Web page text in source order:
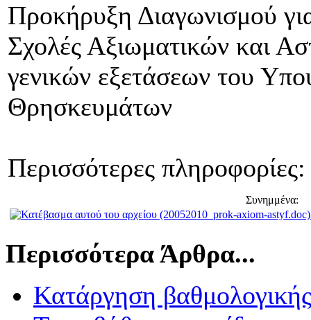
Προκήρυξη Διαγωνισμού
Σχολές Αξιωματικών και
γενικών εξετάσεων του
Θρησκευμάτων
Περισσότερες
Συνημμένα:
Περισσότερα Άρθρα...
Κατάργηση